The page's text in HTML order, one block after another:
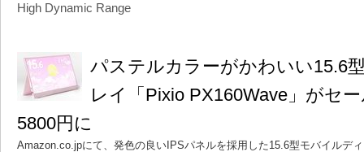
High Dynamic Range
パステルカラーがかわいい15.6
レイ「Pixio PX160Wave」がセ
5800円に
Amazon.co.jpにて、発色の良いIPSパネルを採用した15.6型モバイルデ